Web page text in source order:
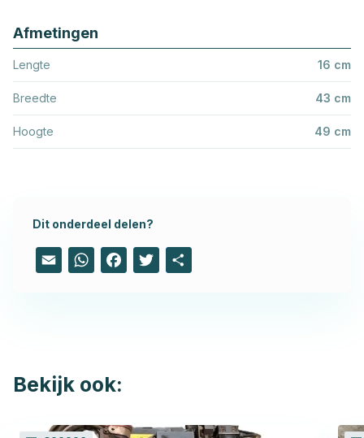
Afmetingen
Lengte 16 cm
Breedte 43 cm
Hoogte 49 cm
Dit onderdeel delen?
Email WhatsAppFacebook
Twitter
Bekijk ook: